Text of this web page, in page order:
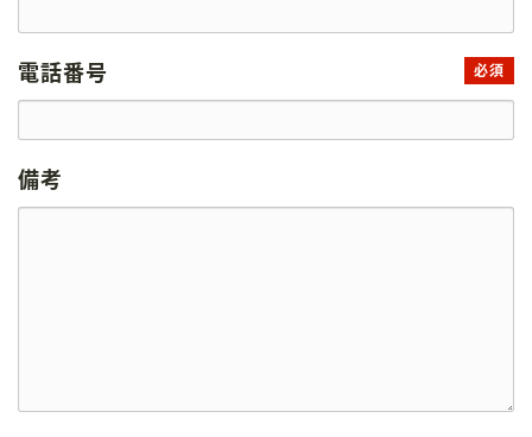
電話番号 必須
備考